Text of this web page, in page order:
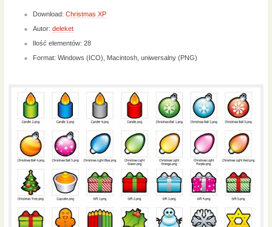
Download: Christmas XP
Autor: deleket
Ilość elementów: 28
Format: Windows (ICO), Macintosh, uniwersalny (PNG)